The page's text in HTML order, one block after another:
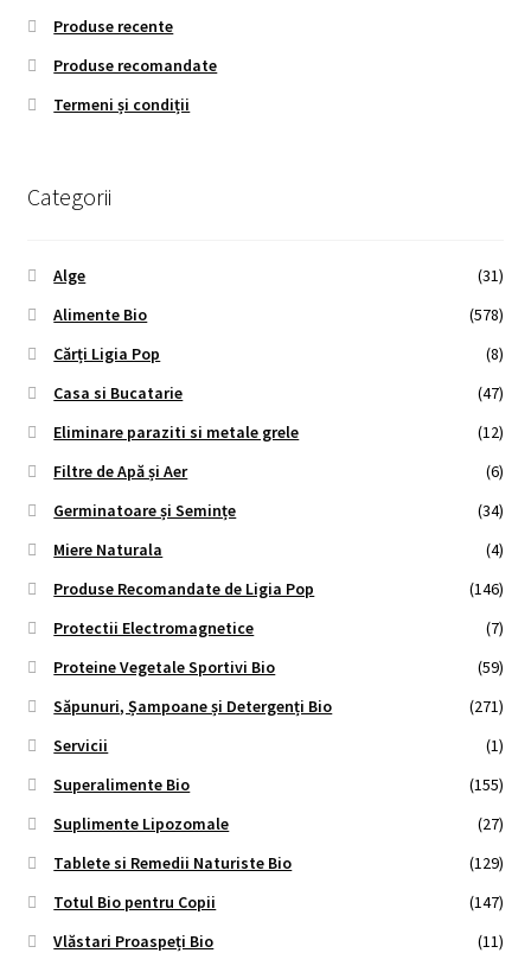
Produse recente
Produse recomandate
Termeni și condiții
Categorii
Alge
(31)
Alimente Bio
(578)
Cărți Ligia Pop
(8)
Casa si Bucatarie
(47)
Eliminare paraziti si metale grele
(12)
Filtre de Apă și Aer
(6)
Germinatoare și Semințe
(34)
Miere Naturala
(4)
Produse Recomandate de Ligia Pop
(146)
Protectii Electromagnetice
(7)
Proteine Vegetale Sportivi Bio
(59)
Săpunuri, Șampoane și Detergenți Bio
(271)
Servicii
(1)
Superalimente Bio
(155)
Suplimente Lipozomale
(27)
Tablete si Remedii Naturiste Bio
(129)
Totul Bio pentru Copii
(147)
Vlăstari Proaspeți Bio
(11)